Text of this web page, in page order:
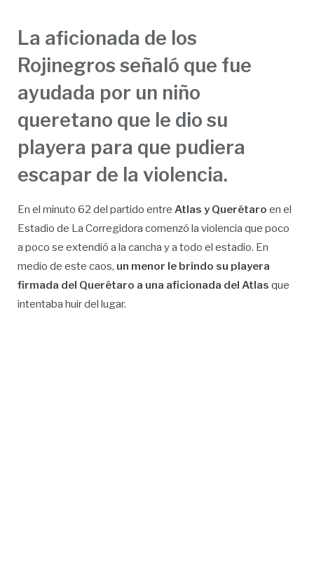
La aficionada de los
Rojinegros señaló que fue
ayudada por un niño
queretano que le dio su
playera para que pudiera
escapar de la violencia.
En el minuto 62 del partido entre Atlas y Querétaro en el
Estadio de La Corregidora comenzó la violencia que poco
a poco se extendió a la cancha y a todo el estadio. En
medio de este caos, un menor le brindo su playera
firmada del Querétaro a una aficionada del Atlas que
intentaba huir del lugar.